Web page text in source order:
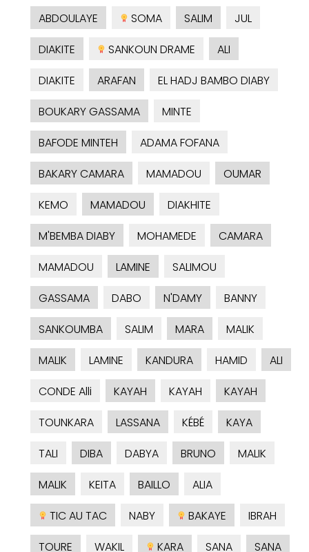
ABDOULAYE
SOMA SALIM
JUL
DIAKITE
SANKOUN DRAME
ALI
DIAKITE
ARAFAN
EL HADJ BAMBO DIABY
BOUKARY GASSAMA
MINTE
BAFODE MINTEH
ADAMA FOFANA
BAKARY CAMARA
MAMADOU
OUMAR
KEMO
MAMADOU
DIAKHITE
M'BEMBA DIABY
MOHAMEDE
CAMARA
MAMADOU
LAMINE
SALIMOU
GASSAMA
DABO N'DAMY
BANNY
SANKOUMBA
SALIM MARA
MALIK
MALIK
LAMINE KANDURA HAMID
ALI
CONDE Alli
KAYAH KAYAH
KAYAH
TOUNKARA
LASSANA KÉBÉ
KAYA
TALI
DIBA DABYA BRUNO
MALIK
MALIK
KEITA BAILLO
ALIA
TIC AU TAC
NABY BAKAYE
IBRAH
TOURE
WAKIL KARA SANA
SANA